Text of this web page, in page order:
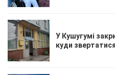
У Кушугумі
куди